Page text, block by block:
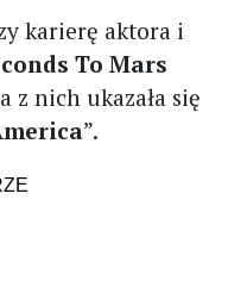
karierę aktora i
To Mars
z nich ukazała się
”.